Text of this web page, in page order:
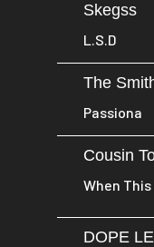
Skegss
L.S.D
The
Passiona
Cousin
When This
DOPE